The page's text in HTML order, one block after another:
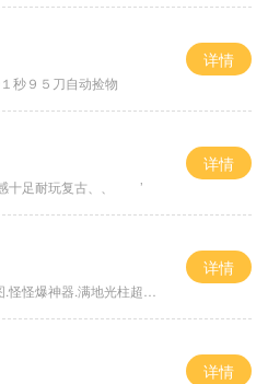
秒９５刀自动捡物
详情
足耐玩复古、、 ’
详情
怪爆神器.满地光柱超激情
详情
详情